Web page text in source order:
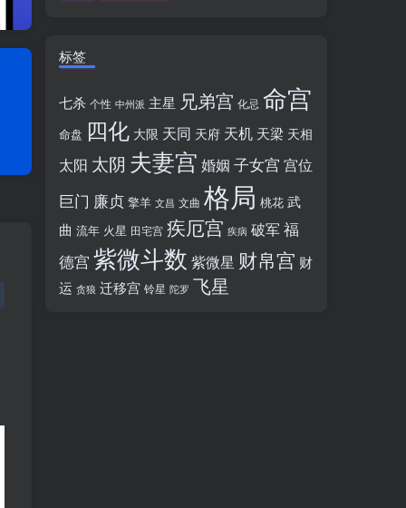
标签
七杀 个性 中州派 主星 兄弟宫 化忌 命宫
命盘 四化 大限 天同 天府 天机 天梁 天相
太阳 太阴 夫妻宫 婚姻 子女宫 宫位
巨门 廉贞 擎羊 文昌 文曲 格局 桃花 武
曲 流年 火星 田宅宫 疾厄宫 疾病 破军福
德宫 紫微斗数 紫微星 财帛宫 财
运 贪狼 迁移宫 铃星 陀罗 飞星